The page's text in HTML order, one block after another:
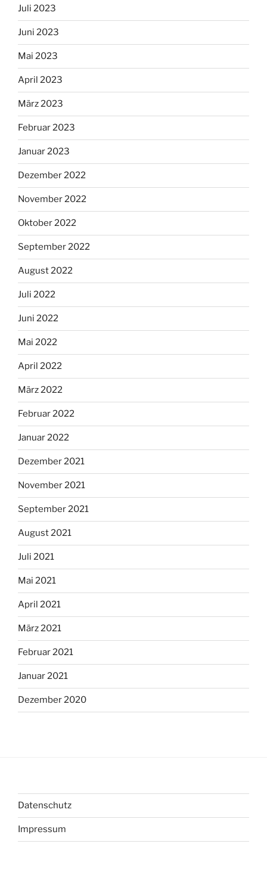
Juli 2023
Juni 2023
Mai 2023
April 2023
März 2023
Februar 2023
Januar 2023
Dezember 2022
November 2022
Oktober 2022
September 2022
August 2022
Juli 2022
Juni 2022
Mai 2022
April 2022
März 2022
Februar 2022
Januar 2022
Dezember 2021
November 2021
September 2021
August 2021
Juli 2021
Mai 2021
April 2021
März 2021
Februar 2021
Januar 2021
Dezember 2020
Datenschutz
Impressum